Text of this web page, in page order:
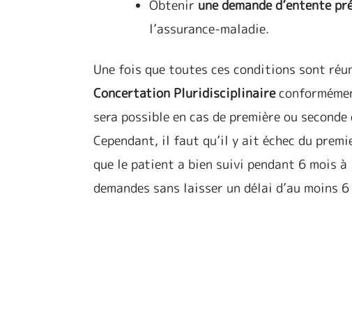
Obtenir une demande d’entente
l’assurance-maladie.
Une fois que toutes ces conditions sont
Concertation Pluridisciplinaire
sera possible en cas de première ou
Cependant, il faut qu’il y ait échec du
que le patient a bien suivi pendant 6 mois à
demandes sans laisser un délai d’au moins